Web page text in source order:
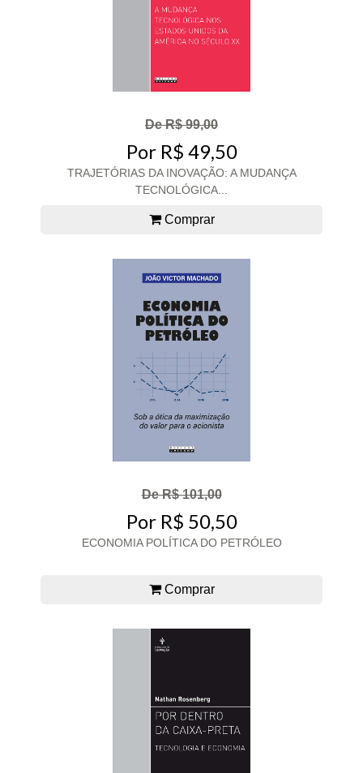
De R$ 99,00
Por R$ 49,50
TRAJETÓRIAS DA INOVAÇÃO: A MUDANÇA
TECNOLÓGICA...
Comprar
De R$ 101,00
Por R$ 50,50
ECONOMIA POLÍTICA DO PETRÓLEO
Comprar